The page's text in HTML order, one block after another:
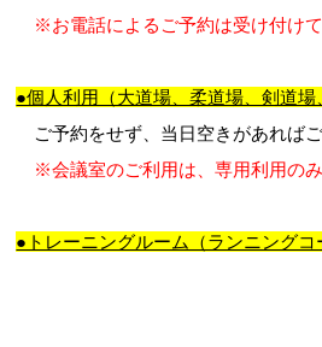
※お電話によるご予約は受け付けて
●個人利用（大道場、柔道場、剣道場
ご予約をせず、当日空きがあればご
※会議室のご利用は、専用利用の
●トレーニングルーム（ランニングコ